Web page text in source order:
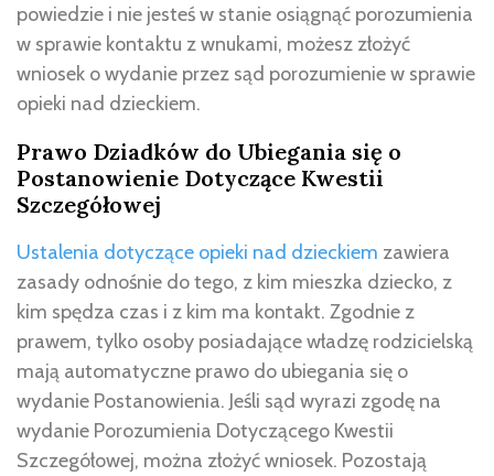
powiedzie i nie jesteś w stanie osiągnąć porozumienia
w sprawie kontaktu z wnukami, możesz złożyć
wniosek o wydanie przez sąd porozumienie w sprawie
opieki nad dzieckiem.
Prawo Dziadków do Ubiegania się o
Postanowienie Dotyczące Kwestii
Szczegółowej
Ustalenia dotyczące opieki nad dzieckiem zawiera
zasady odnośnie do tego, z kim mieszka dziecko, z
kim spędza czas i z kim ma kontakt. Zgodnie z
prawem, tylko osoby posiadające władzę rodzicielską
mają automatyczne prawo do ubiegania się o
wydanie Postanowienia. Jeśli sąd wyrazi zgodę na
wydanie Porozumienia Dotyczącego Kwestii
Szczegółowej, można złożyć wniosek. Pozostają